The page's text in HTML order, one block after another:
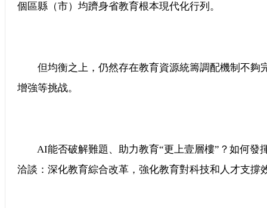
個區縣（市）均躋身省教育根本現代化行列。
但均衡之上，仍然存在教育資源統籌調配機制不夠
增強等挑战。
AI能否破解難題、助力教育“更上壹層樓”？如何發
洽談：深化教育綜合改革，強化教育對科技和人才支撐